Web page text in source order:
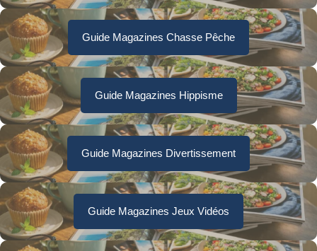
Guide Magazines Chasse Pêche
Guide Magazines Hippisme
Guide Magazines Divertissement
Guide Magazines Jeux Vidéos